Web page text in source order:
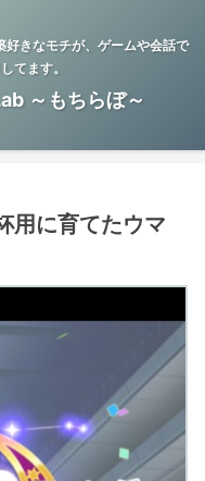
きなモチが、ゲームや会話で
てます。
～もちらぼ～
用に育てたウマ